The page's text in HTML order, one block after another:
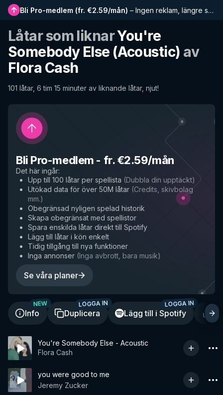
Bli Pro-medlem (fr. €2.59/mån) – Ingen reklam, längre spellistor, komplett historik och tidig tillgång till nya funktioner
Låtar som liknarYou're
Somebody Else (Acoustic) av
Flora Cash
101 låtar, 6 tim 15 minuter av liknande låtar, njut!
Bli Pro-medlem - fr. €2.59/mån
Det här ingår:
Upp till 100 låtar per spellista (Dubbla din upptäckt)
Utökad data för över 50M låtar (Credits, skivbolag
mm.)
Obegränsad nyligen spelad historik
Skapa obegränsat med spellistor
Spara enskilda låtar direkt till Spotify
Lägg till låtar i kön enkelt
Tidig tillgång till nya funktioner
Inga annonser (Inga avbrott, bara musik)
Se våra planer
Info
NEW
Duplicera
LOGGA IN
Lägg till i Spotify
LOGGA IN
You're Somebody Else - Acoustic
Flora Cash
you were good to me
Jeremy Zucker